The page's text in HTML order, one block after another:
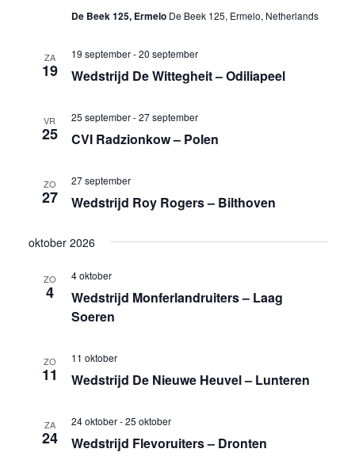
De Beek 125, Ermelo De Beek 125, Ermelo, Netherlands
ZA
19 Wedstrijd De Wittegheit – Odiliapeel
19 september-20 september
VR
25 CVI Radzionkow – Polen
25 september-27 september
ZO
27 Wedstrijd Roy Rogers – Bilthoven
27 september
oktober 2026
ZO
4
Wedstrijd Monferlandruiters – Laag
Soeren
4 oktober
ZO
11 Wedstrijd De Nieuwe Heuvel – Lunteren
11 oktober
ZA
24 Wedstrijd Flevoruiters – Dronten
24 oktober-25 oktober